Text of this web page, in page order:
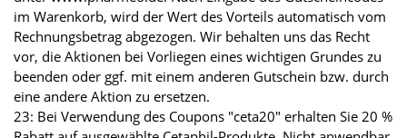
im Warenkorb, wird der Wert des Vorteils automatisch vom
Rechnungsbetrag abgezogen. Wir behalten uns das Recht
vor, die Aktionen bei Vorliegen eines wichtigen Grundes zu
beenden oder ggf. mit einem anderen Gutschein bzw. durch
eine andere Aktion zu ersetzen.
23: Bei Verwendung des Coupons "ceta20" erhalten Sie 20 %